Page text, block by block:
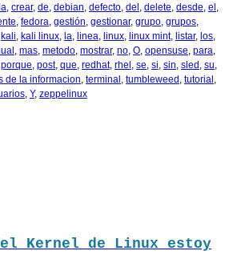
, crear, de, debian, defecto, del , delete, desde, el ,
, fedora, gestión, gestionar, grupo, grupos,
kali, kali linux, la, linea, linux, linux mint, listar, los,
, mas, metodo, mostrar, no, O, opensuse, para,
porque, post, que, redhat, rhel , se, si, sin, sled , su,
de la informacion, terminal , tumbleweed , tutorial ,
, Y, zeppelinux
Kernel de Linux estoy